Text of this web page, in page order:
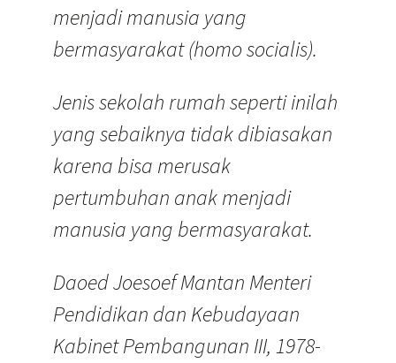
menjadi manusia yang
bermasyarakat (homo socialis).
Jenis sekolah rumah seperti inilah
yang sebaiknya tidak dibiasakan
karena bisa merusak
pertumbuhan anak menjadi
manusia yang bermasyarakat.
Daoed Joesoef Mantan Menteri
Pendidikan dan Kebudayaan
Kabinet Pembangunan III, 1978-